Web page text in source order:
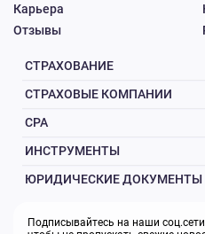
Карьера
Отзывы
СТРАХОВАНИЕ
СТРАХОВЫЕ КОМПАНИИ
CPA
ИНСТРУМЕНТЫ
ЮРИДИЧЕСКИЕ ДОКУМЕНТЫ
Подписывайтесь на наши